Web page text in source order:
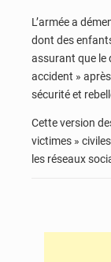
L’armée a
dont des
assurant que le
accident »
sécurité et
Cette version
victimes »
les réseaux